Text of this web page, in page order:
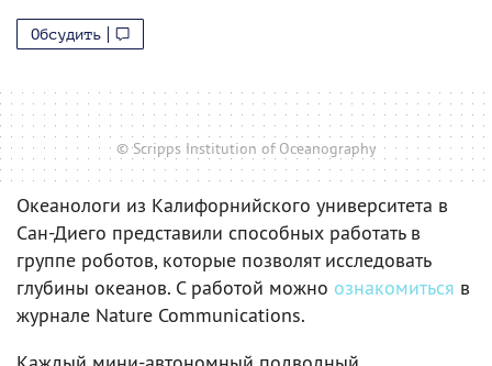
Обсудить
© Scripps Institution of Oceanography
Океанологи из Калифорнийского университета в
Сан-Диего представили способных работать в
группе роботов, которые позволят исследовать
глубины океанов. С работой можно ознакомиться в
журнале Nature Communications.